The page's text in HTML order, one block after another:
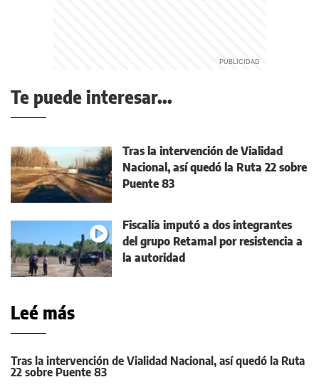
Te puede interesar...
Tras la intervención de Vialidad
Nacional, así quedó la Ruta 22 sobre
Puente 83
Fiscalía imputó a dos integrantes
del grupo Retamal por resistencia a
la autoridad
Leé más
Tras la intervención de Vialidad Nacional, así quedó la Ruta
22 sobre Puente 83